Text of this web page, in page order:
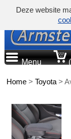
Menu
Home> Toyota>
Deze website